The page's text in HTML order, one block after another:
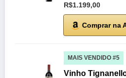
R$1.199,00
Comprar na
MAIS VENDIDO #5
Vinho